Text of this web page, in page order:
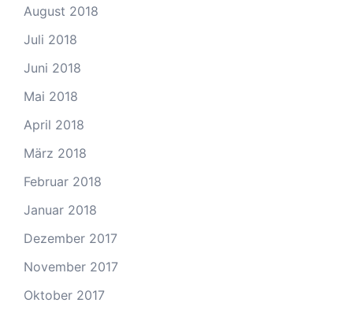
August 2018
Juli 2018
Juni 2018
Mai 2018
April 2018
März 2018
Februar 2018
Januar 2018
Dezember 2017
November 2017
Oktober 2017